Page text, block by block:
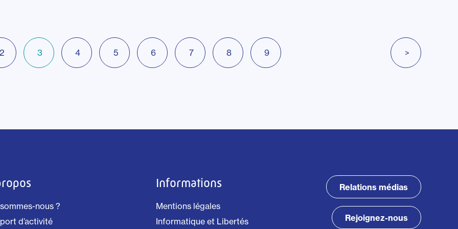
2 3 4 5 6 7 8 9 >
nous ?
d’activité
Informations
Mentions légales
Informatique et Libertés
Relations médias
Rejoignez-nous